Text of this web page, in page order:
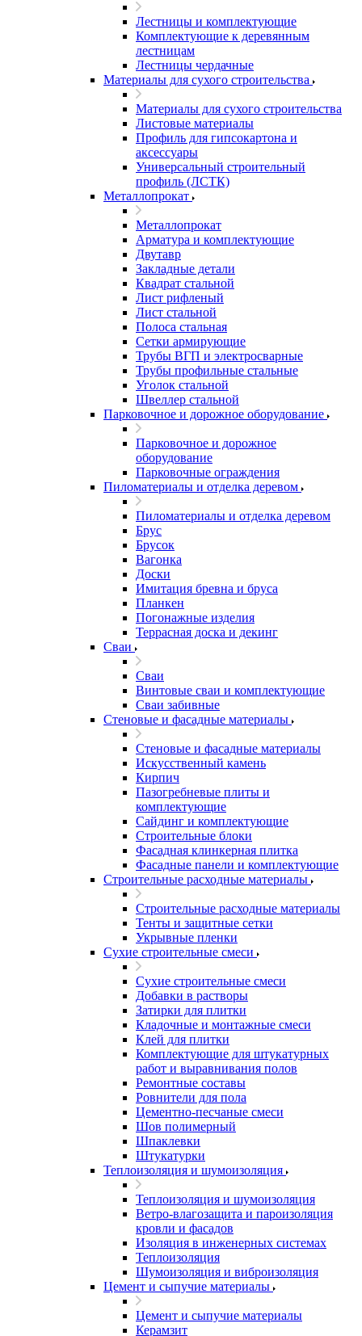
Лестницы и комплектующие
Комплектующие к деревянным
лестницам
Лестницы чердачные
Материалы для сухого строительства
Материалы для сухого строительства
Листовые материалы
Профиль для гипсокартона и
аксессуары
Универсальный строительный
профиль (ЛСТК)
Металлопрокат
Металлопрокат
Арматура и комплектующие
Двутавр
Закладные детали
Квадрат стальной
Лист рифленый
Лист стальной
Полоса стальная
Сетки армирующие
Трубы ВГП и электросварные
Трубы профильные стальные
Уголок стальной
Швеллер стальной
Парковочное и дорожное оборудование
Парковочное и дорожное
оборудование
Парковочные ограждения
Пиломатериалы и отделка деревом
Пиломатериалы и отделка деревом
Брус
Брусок
Вагонка
Доски
Имитация бревна и бруса
Планкен
Погонажные изделия
Террасная доска и декинг
Сваи
Сваи
Винтовые сваи и комплектующие
Сваи забивные
Стеновые и фасадные материалы
Стеновые и фасадные материалы
Искусственный камень
Кирпич
Пазогребневые плиты и
комплектующие
Сайдинг и комплектующие
Строительные блоки
Фасадная клинкерная плитка
Фасадные панели и комплектующие
Строительные расходные материалы
Строительные расходные материалы
Тенты и защитные сетки
Укрывные пленки
Сухие строительные смеси
Сухие строительные смеси
Добавки в растворы
Затирки для плитки
Кладочные и монтажные смеси
Клей для плитки
Комплектующие для штукатурных
работ и выравнивания полов
Ремонтные составы
Ровнители для пола
Цементно-песчаные смеси
Шов полимерный
Шпаклевки
Штукатурки
Теплоизоляция и шумоизоляция
Теплоизоляция и шумоизоляция
Ветро-влагозащита и пароизоляция
кровли и фасадов
Изоляция в инженерных системах
Теплоизоляция
Шумоизоляция и виброизоляция
Цемент и сыпучие материалы
Цемент и сыпучие материалы
Керамзит